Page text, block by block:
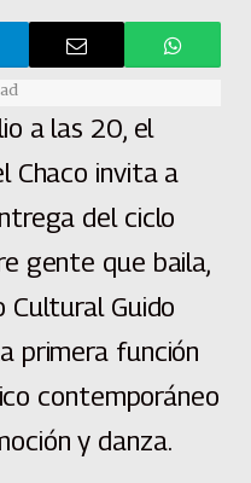
a las 20, el
Chaco invita a
del ciclo
gente que baila,
Cultural Guido
primera función
contemporáneo
y danza.